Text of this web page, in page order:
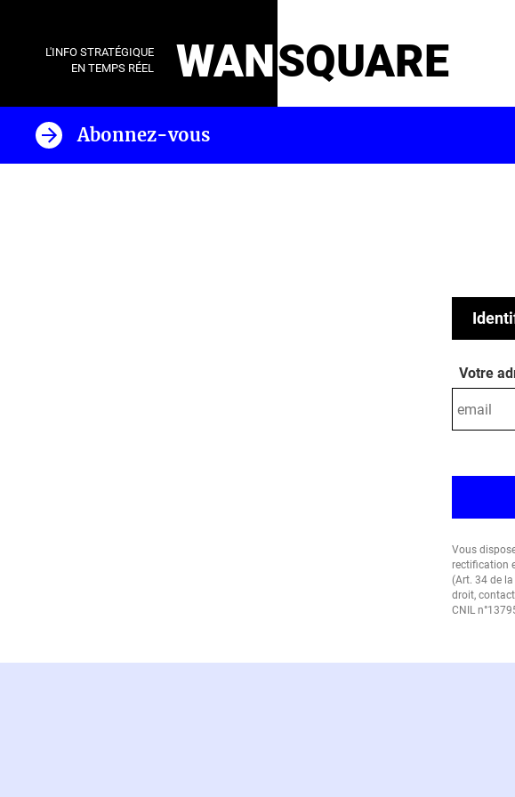
L'INFO STRATÉGIQUE
EN TEMPS RÉEL
WANSQUARE
Abonnez-vous
Votre
Vous
rectification
(Art. 34 de
droit,
CNIL